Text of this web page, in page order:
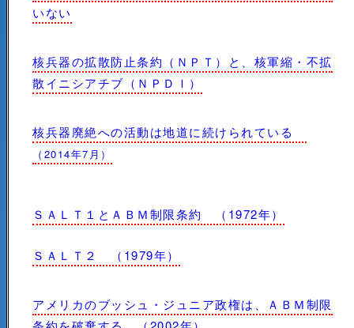
いない
核兵器の拡散防止条約（ＮＰＴ）と、核軍縮・不拡
散イニシアチブ（ＮＰＤＩ）
核兵器廃絶への活動は地道に続けられている
（2014年7月）
ＳＡＬＴ１とＡＢＭ制限条約 （1972年）
ＳＡＬＴ２ （1979年）
アメリカのブッシュ・ジュニア政権は、ＡＢＭ制限